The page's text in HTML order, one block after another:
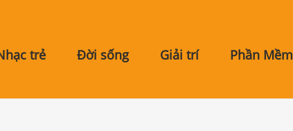
trẻ Đời sống Giải trí Phần Mềm